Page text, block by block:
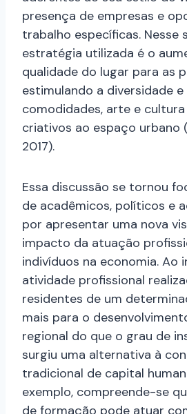
presença de empresas e
trabalho específicas. Nesse
estratégia utilizada é o
qualidade do lugar para as
estimulando a diversidade
comodidades, arte e
criativos ao espaço urbano
2017).
Essa discussão se tornou
de acadêmicos, políticos e
por apresentar uma nova
impacto da atuação
indivíduos na economia. Ao
atividade profissional
residentes de um
mais para o
regional do que o grau de
surgiu uma alternativa à
tradicional de capital
exemplo, compreende-se
de formação pode atuar